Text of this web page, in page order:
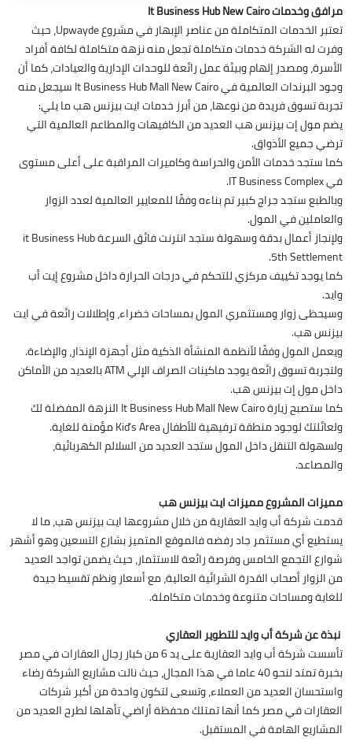
مرافق وخدمات It Business Hub New Cairo
تعتبر الخدمات المتكاملة من عناصر الإبهار في مشروع Upwayde، حيث
وفرت له الشركة خدمات متكاملة تجعل منه نزهة متكاملة لكافة أفراد
الأسرة، ومصدر إلهام وبيئة عمل رائعة للوحدات الإدارية والعيادات، كما أن
وجود البرندات العالمية في It Business Hub Mall New Cairo سيجعل منه
تجربة تسوق فريدة من نوعها، من أبرز خدمات ايت بيزنس هب ما يلي:
يضم مول إت بيزنس هب العديد من الكافيهات والمطاعم العالمية التي
ترضي جميع الأذواق.
كما ستجد خدمات الأمن والحراسة وكاميرات المراقبة على أعلى مستوى
في IT Business Complex.
وبالطبع ستجد جراج كبير تم بناءه وفقًا للمعايير العالمية لعدد الزوار
والعاملين في المول.
ولإنجاز أعمال بدقة وسهولة ستجد انترنت فائق السرعة it Business Hub
5th Settlement.
كما يوجد تكييف مركزي للتحكم في درجات الحرارة داخل مشروع إيت أب
وايد.
وسيحظى زوار ومستثمري المول بمساحات خضراء، وإطلالات رائعة في ايت
بيزنس هب.
ويعمل المول وفقًا لأنظمة المنشأة الذكية مثل أجهزة الإنذار، والإضاءة.
ولتجربة تسوق رائعة يوجد ماكينات الصراف الإلي ATM بالعديد من الأماكن
داخل مول إت بيزنس هب.
كما ستصبح زيارة It Business Hub Mall New Cairo النزهة المفضلة لك
ولعائلتك لوجود منطقة ترفيهية للأطفال Kid’s Area مؤمنة للغاية.
ولسهولة التنقل داخل المول ستجد العديد من السلالم الكهربائية،
والمصاعد.
مميزات المشروع مميزات ايت بيزنس هب
قدمت شركة أب وايد العقارية من خلال مشروعها ايت بيزنس هب، ما لا
يستطيع أي مستثمر جاد رفضه فالموقع المتميز بشارع التسعين وهو أشهر
شوارع التجمع الخامس وفرصة رائعة للاستثمار، حيث يضمن تواجد العديد
من الزوار أصحاب القدرة الشرائية العالية، مع أسعار ونظم تقسيط جيدة
للغاية ومساحات متنوعة وخدمات متكاملة.
نبذة عن شركة أب وايد للتطوير العقاري
تأسست شركة أب وايد العقارية على يد 6 من كبار رجال العقارات في مصر
بخبرة تمتد لنحو 40 عاما في هذا المجال، حيث نالت مشاريع الشركة رضاء
واستحسان العديد من العملاء، وتسعى لتكون واحدة من أكبر شركات
العقارات في مصر كما أنها تمتلك محفظة أراضي تأهلها لطرح العديد من
المشاريع الهامة في المستقبل.